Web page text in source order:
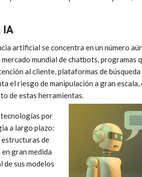
IA
artificial se concentra en un número
mundial de chatbots, programas
al cliente, plataformas de
el riesgo de manipulación a gran escala,
de estas herramientas.
tecnologías por
a largo plazo:
de
gran medida
de sus modelos